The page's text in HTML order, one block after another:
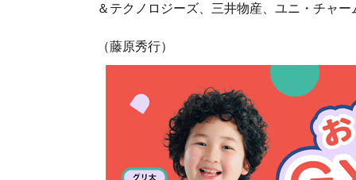
＆テクノロジーズ、三井物産、ユニ・チャー
（藤原秀行）